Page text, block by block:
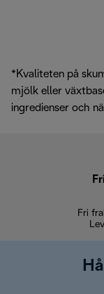
*Kvaliteten på
mjölk eller
ingredienser och
Fri